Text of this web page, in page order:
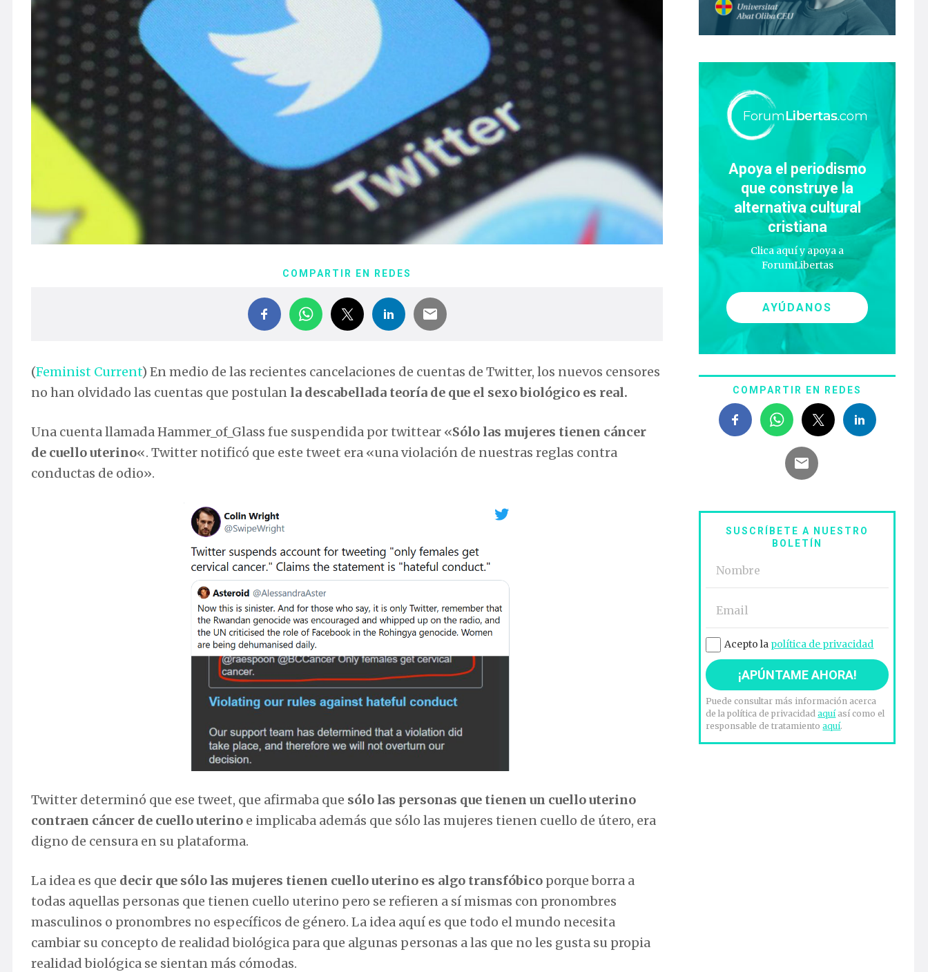
COMPARTIR EN REDES
(Feminist Current) En medio de las recientes cancelaciones de cuentas de Twitter, los nuevos censores
no han olvidado las cuentas que postulan la descabellada teoría de que el sexo biológico es real.
Una cuenta llamada Hammer_of_Glass fue suspendida por twittear «Sólo las mujeres tienen cáncer
de cuello uterino«. Twitter notificó que este tweet era «una violación de nuestras reglas contra
conductas de odio».
Twitter determinó que ese tweet, que afirmaba que sólo las personas que tienen un cuello uterino
contraen cáncer de cuello uterino e implicaba además que sólo las mujeres tienen cuello de útero, era
digno de censura en su plataforma.
La idea es que decir que sólo las mujeres tienen cuello uterino es algo transfóbico porque borra a
todas aquellas personas que tienen cuello uterino pero se refieren a sí mismas con pronombres
masculinos o pronombres no específicos de género. La idea aquí es que todo el mundo necesita
cambiar su concepto de realidad biológica para que algunas personas a las que no les gusta su propia
realidad biológica se sientan más cómodas.
Apoya el periodismo
que construye la
alternativa cultural
cristiana
Clica aquí y apoya a
ForumLibertas
AYÚDANOS
COMPARTIR EN REDES
SUSCRÍBETE A NUESTRO
BOLETÍN
Acepto la política de privacidad
Puede consultar más información acerca
de la política de privacidadaquíasí como el
responsable de tratamientoaquí.